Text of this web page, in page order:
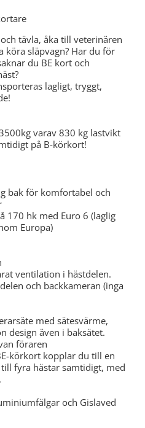
tävla, åka till veterinären
köra släpvagn? Har du för
du BE kort och
lagligt, tryggt,
varav 830 kg lastvikt
på B-körkort!
bak för komfortabel och
170 hk med Euro 6 (laglig
Europa)
ventilation i hästdelen.
och backkameran (inga
med sätesvärme,
design även i baksätet.
föraren
körkort kopplar du till en
fyra hästar samtidigt, med
och Gislaved